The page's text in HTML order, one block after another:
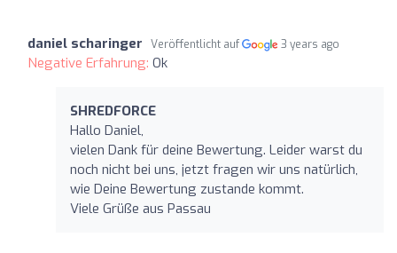
daniel scharinger Veröffentlicht auf 3 years ago
Negative Erfahrung: Ok
SHREDFORCE
Hallo Daniel,
vielen Dank für deine Bewertung. Leider warst du
noch nicht bei uns, jetzt fragen wir uns natürlich,
wie Deine Bewertung zustande kommt.
Viele Grüße aus Passau